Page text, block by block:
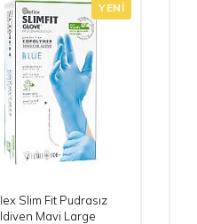
YENI
Slim Fit Pudrasız
Mavi Large